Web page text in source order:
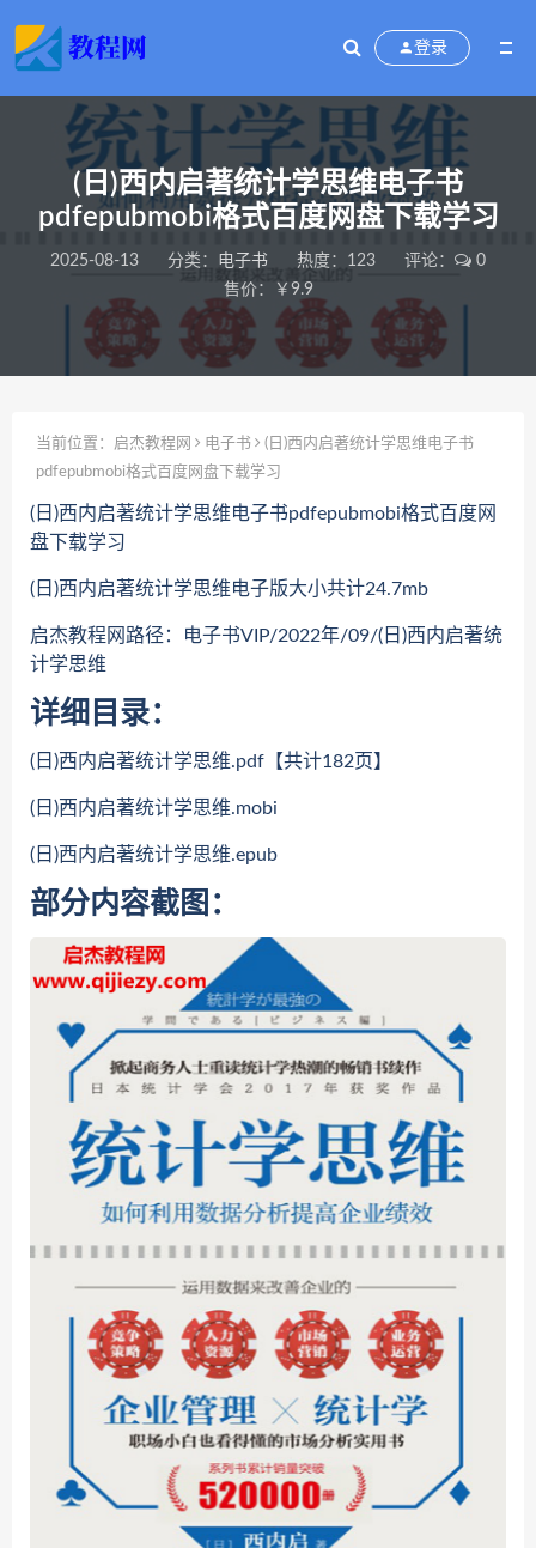
登录
(日)西内启著统计学思维电子书
pdfepubmobi格式百度网盘下载学习
2025-08-13 分类： 电子书 热度：123 评论：
0
售价：￥9.9
当前位置： 启杰教程网 电子书
(日)西内启著统计学思维电子书
pdfepubmobi格式百度网盘下载学习
(日)西内启著统计学思维电子书pdfepubmobi格式百度网
盘下载学习
(日)西内启著统计学思维电子版大小共计24.7mb
启杰教程网路径：电子书VIP/2022年/09/(日)西内启著统
计学思维
详细目录：
(日)西内启著统计学思维.pdf【共计182页】
(日)西内启著统计学思维.mobi
(日)西内启著统计学思维.epub
部分内容截图：